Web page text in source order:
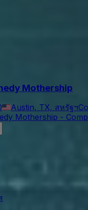
Mothership
Austin, TX, สหรัฐฯ
Mothership -